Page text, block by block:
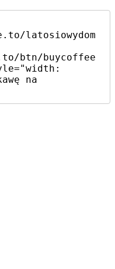
latosiowydom
btn/buycoffee
na